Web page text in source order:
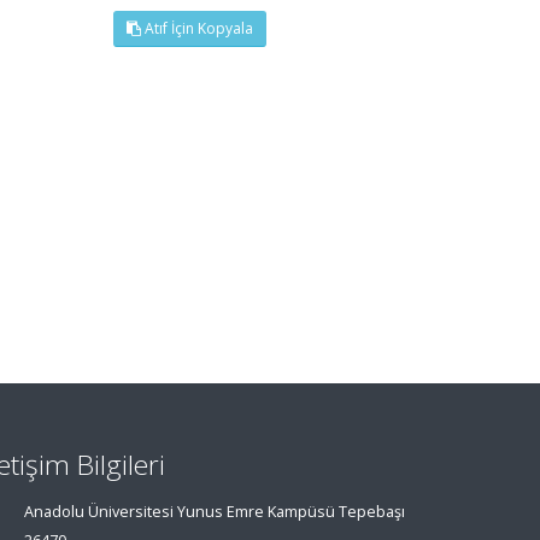
Atıf İçin Kopyala
Bilgileri
Anadolu Üniversitesi Yunus Emre Kampüsü Tepebaşı